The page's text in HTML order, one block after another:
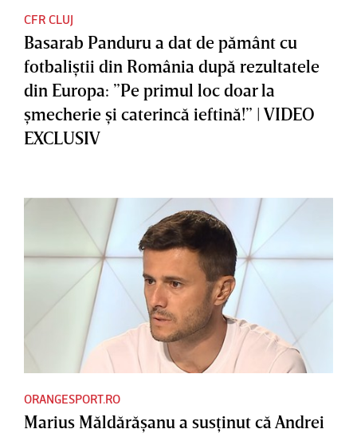
CFR CLUJ
Basarab Panduru a dat de pământ cu
fotbaliştii din România după rezultatele
din Europa: ”Pe primul loc doar la
şmecherie şi caterincă ieftină!” | VIDEO
EXCLUSIV
ORANGESPORT.RO
Marius Măldărăşanu a susţinut că Andrei